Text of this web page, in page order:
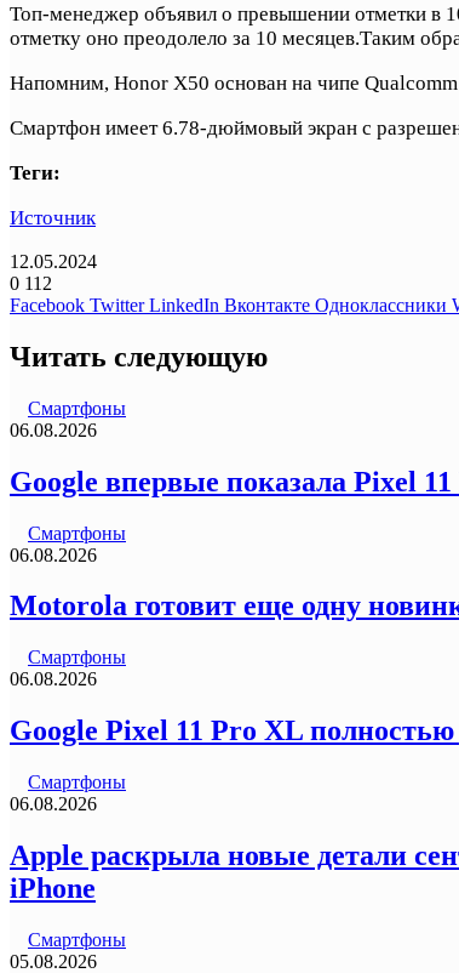
Топ-менеджер объявил о превышении отметки в
отметку оно преодолело за 10 месяцев.Таким
Напомним, Honor X50 основан на чипе Qualcomm
Смартфон имеет 6.78-дюймовый экран с
Теги:
Источник
12.05.2024
0 112
Facebook Twitter LinkedIn Вконтакте Одноклассники
Читать следующую
Смартфоны
06.08.2026
Google впервые показала Pixel
Смартфоны
06.08.2026
Motorola готовит еще одну
Смартфоны
06.08.2026
Google Pixel 11 Pro XL
Смартфоны
06.08.2026
Apple раскрыла новые детали
iPhone
Смартфоны
05.08.2026